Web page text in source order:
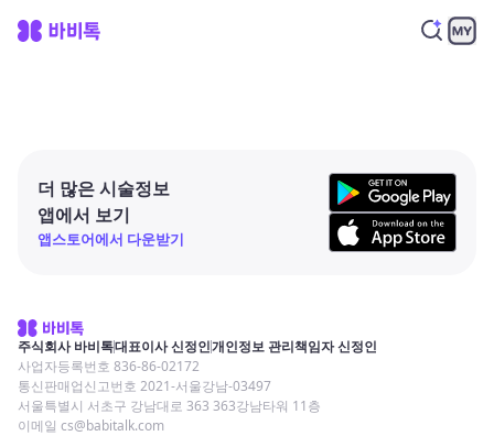
더 많은 시술정보
앱에서 보기
앱스토어에서 다운받기
주식회사 바비톡대표이사 신정인개인정보 관리책임자 신정인
사업자등록번호 836-86-02172
통신판매업신고번호 2021-서울강남-03497
서울특별시 서초구 강남대로 363 363강남타워 11층
이메일 cs@babitalk.com